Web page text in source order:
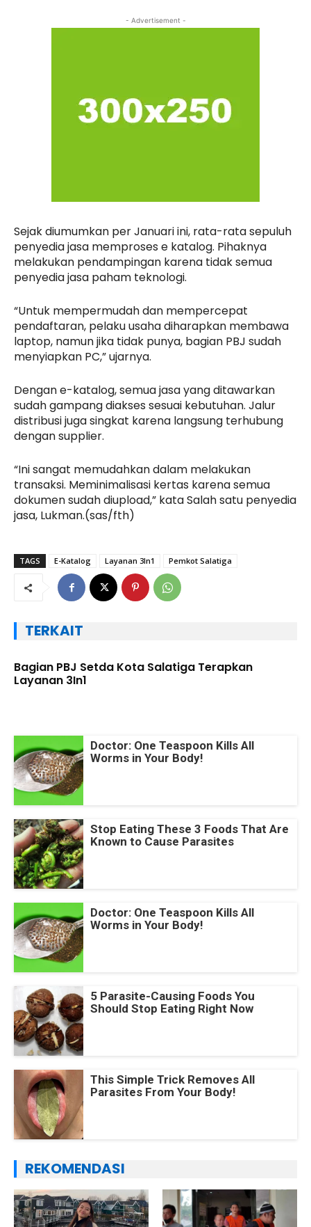
- Advertisement -
Sejak diumumkan per Januari ini, rata-rata sepuluh
penyedia jasa memproses e katalog. Pihaknya
melakukan pendampingan karena tidak semua
penyedia jasa paham teknologi.
“Untuk mempermudah dan mempercepat
pendaftaran, pelaku usaha diharapkan membawa
laptop, namun jika tidak punya, bagian PBJ sudah
menyiapkan PC,” ujarnya.
Dengan e-katalog, semua jasa yang ditawarkan
sudah gampang diakses sesuai kebutuhan. Jalur
distribusi juga singkat karena langsung terhubung
dengan supplier.
“Ini sangat memudahkan dalam melakukan
transaksi. Meminimalisasi kertas karena semua
dokumen sudah diupload,” kata Salah satu penyedia
jasa, Lukman.(sas/fth)
TAGS E-Katalog Layanan 3In1 Pemkot Salatiga
TERKAIT
Bagian PBJ Setda Kota Salatiga Terapkan
Layanan 3In1
Doctor: One Teaspoon Kills All
Worms in Your Body!
Stop Eating These 3 Foods That Are
Known to Cause Parasites
Doctor: One Teaspoon Kills All
Worms in Your Body!
5 Parasite-Causing Foods You
Should Stop Eating Right Now
This Simple Trick Removes All
Parasites From Your Body!
REKOMENDASI